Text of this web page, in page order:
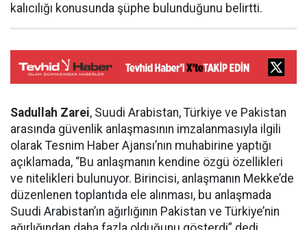
kalıcılığı konusunda şüphe bulunduğunu belirtti.
Sadullah Zarei, Suudi Arabistan, Türkiye ve Pakistan
arasında güvenlik anlaşmasının imzalanmasıyla ilgili
olarak Tesnim Haber Ajansı’nın muhabirine yaptığı
açıklamada, “Bu anlaşmanın kendine özgü özellikleri
ve nitelikleri bulunuyor. Birincisi, anlaşmanın Mekke’de
düzenlenen toplantıda ele alınması, bu anlaşmada
Suudi Arabistan’ın ağırlığının Pakistan ve Türkiye’nin